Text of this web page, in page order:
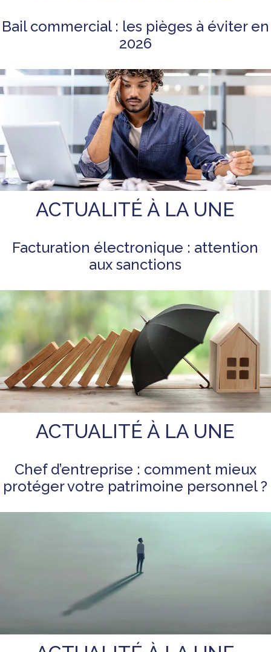
Bail commercial : les pièges à éviter en
2026
ACTUALITÉ À LA UNE
Facturation électronique : attention
aux sanctions
ACTUALITÉ À LA UNE
Chef d’entreprise : comment mieux
protéger votre patrimoine personnel ?